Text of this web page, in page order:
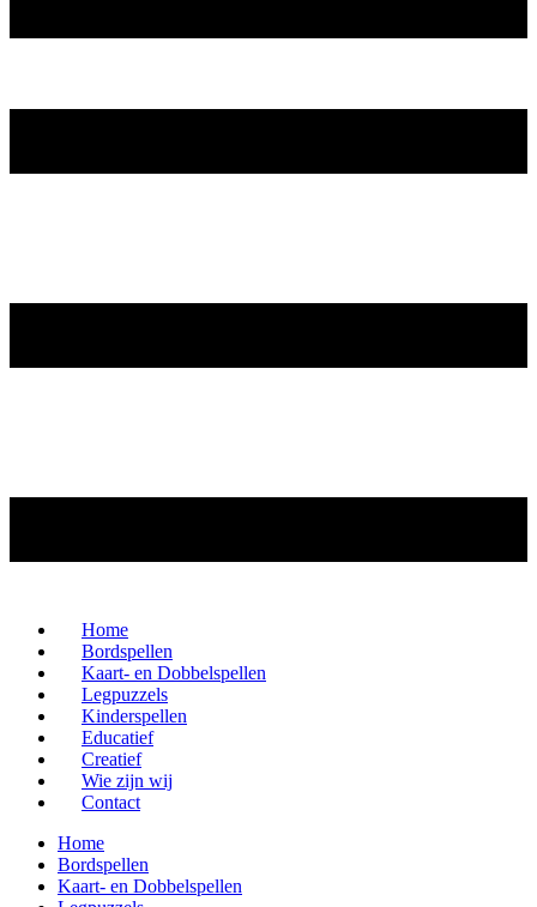
Home
Bordspellen
Kaart- en Dobbelspellen
Legpuzzels
Kinderspellen
Educatief
Creatief
Wie zijn wij
Contact
Home
Bordspellen
Kaart- en Dobbelspellen